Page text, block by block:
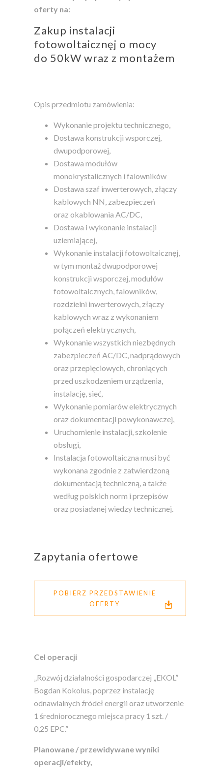
oferty na:
Zakup instalacji
fotowoltaicznęj o mocy
do 50kW wraz z montażem
Opis przedmiotu zamówienia:
Wykonanie projektu technicznego,
Dostawa konstrukcji wsporczej,
dwupodporowej,
Dostawa modułów
monokrystalicznych i falowników
Dostawa szaf inwerterowych, złączy
kablowych NN, zabezpieczeń
oraz okablowania AC/DC,
Dostawa i wykonanie instalacji
uziemiającej,
Wykonanie instalacji fotowoltaicznęj,
w tym montaż dwupodporowej
konstrukcji wsporczej, modułów
fotowoltaicznych, falowników,
rozdzielni inwerterowych, złączy
kablowych wraz z wykonaniem
połączeń elektrycznych,
Wykonanie wszystkich niezbędnych
zabezpieczeń AC/DC, nadprądowych
oraz przepięciowych, chroniących
przed uszkodzeniem urządzenia,
instalację, sieć,
Wykonanie pomiarów elektrycznych
oraz dokumentacji powykonawczej,
Uruchomienie instalacji, szkolenie
obsługi,
Instalacja fotowoltaiczna musi być
wykonana zgodnie z zatwierdzoną
dokumentacją techniczną, a także
według polskich norm i przepisów
oraz posiadanej wiedzy technicznej.
Zapytania ofertowe
POBIERZ PRZEDSTAWIENIE
OFERTY
Cel operacji
„Rozwój działalności gospodarczej „EKOL”
Bogdan Kokolus, poprzez instalację
odnawialnych źródeł energii oraz utworzenie
1 średniorocznego miejsca pracy 1 szt. /
0,25 EPC.”
Planowane / przewidywane wyniki
operacji/efekty,